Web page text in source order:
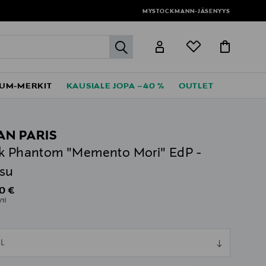
MYSTOCKMANN-JÄSENYYS
label.header.go
MERKIT KAUSIALE JOPA –40 % OUTLET
PARIS
Phantom "Memento Mori" EdP -
Price
€
1l